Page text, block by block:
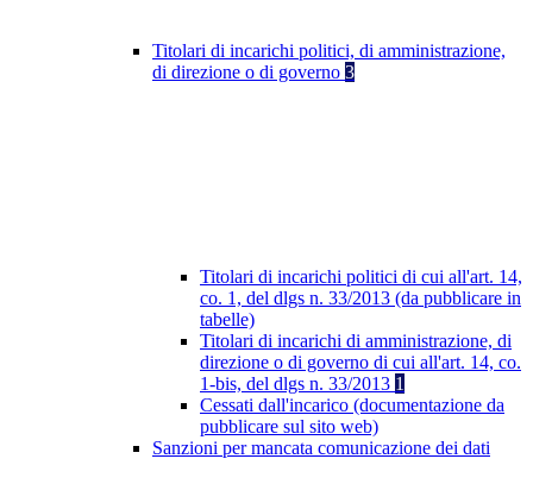
Titolari di incarichi politici, di amministrazione,
di direzione o di governo 3
Titolari di incarichi politici di cui all'art. 14,
co. 1, del dlgs n. 33/2013 (da pubblicare in
tabelle)
Titolari di incarichi di amministrazione, di
direzione o di governo di cui all'art. 14, co.
1-bis, del dlgs n. 33/2013 1
Cessati dall'incarico (documentazione da
pubblicare sul sito web)
Sanzioni per mancata comunicazione dei dati